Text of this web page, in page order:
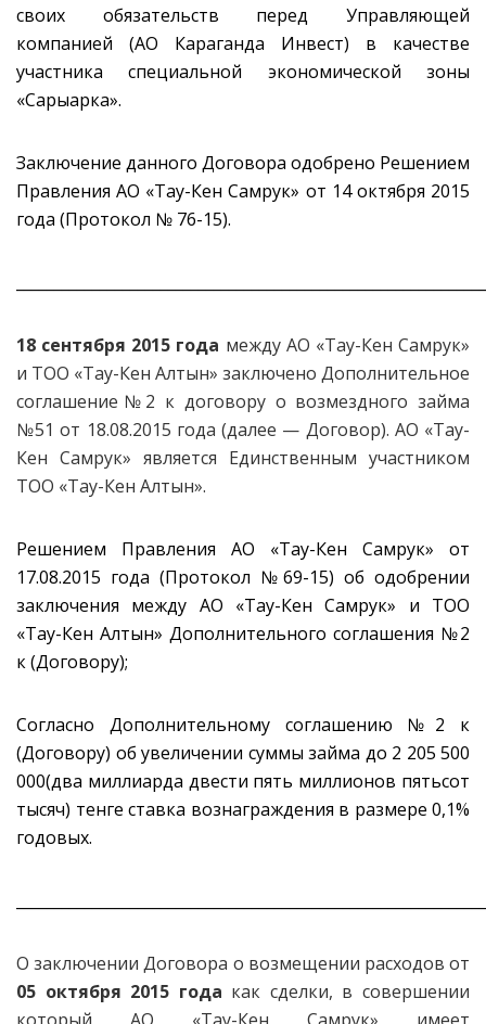
своих обязательств перед Управляющей
компанией (АО Караганда Инвест) в качестве
участника специальной экономической зоны
«Сарыарка».
Заключение данного Договора одобрено Решением
Правления АО «Тау-Кен Самрук» от 14 октября 2015
года (Протокол № 76-15).
18 сентября 2015 года между АО «Тау-Кен Самрук»
и ТОО «Тау-Кен Алтын» заключено Дополнительное
соглашение№2 к договору о возмездного займа
№51 от 18.08.2015 года (далее — Договор). АО «Тау-
Кен Самрук» является Единственным участником
ТОО «Тау-Кен Алтын».
Решением Правления АО «Тау-Кен Самрук» от
17.08.2015 года (Протокол №69-15) об одобрении
заключения между АО «Тау-Кен Самрук» и ТОО
«Тау-Кен Алтын» Дополнительного соглашения №2
к (Договору);
Согласно Дополнительному соглашению №2 к
(Договору) об увеличении суммы займа до 2 205 500
000(два миллиарда двести пять миллионов пятьсот
тысяч) тенге ставка вознаграждения в размере 0,1%
годовых.
О заключении Договора о возмещении расходов от
05 октября 2015 года как сделки, в совершении